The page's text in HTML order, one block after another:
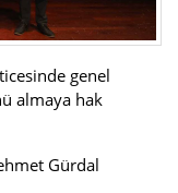
genel
almaya hak
Gürdal